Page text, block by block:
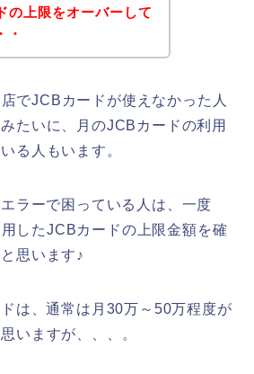
の上限をオーバーして
・
でJCBカードが使えなかった人
たいに、月のJCBカードの利用
る人もいます。
ラーで困っている人は、一度
したJCBカードの上限金額を確
思います♪
は、通常は月30万～50万程度が
いますが、、、。